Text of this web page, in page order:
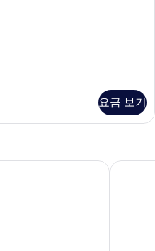
요금 보기
소호 스